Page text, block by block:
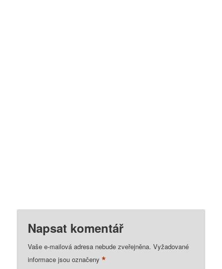
Napsat komentář
Vaše e-mailová adresa nebude zveřejněna. Vyžadované
informace jsou označeny*